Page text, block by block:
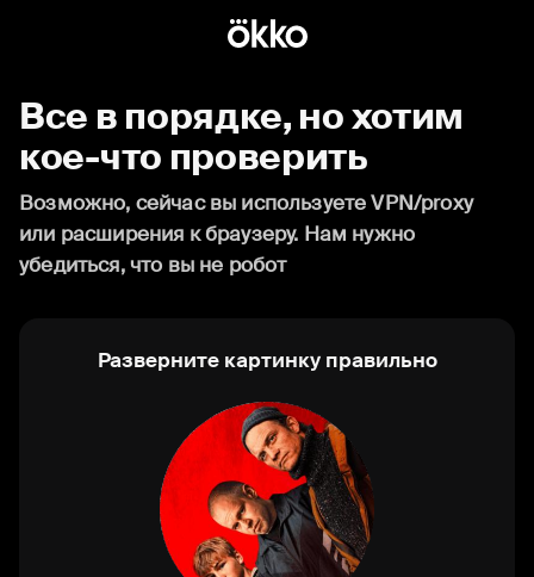
Все в порядке, но хотим
кое-что проверить
Возможно, сейчас вы используете VPN/proxy
или расширения к браузеру. Нам нужно
убедиться, что вы не робот
Разверните картинку правильно